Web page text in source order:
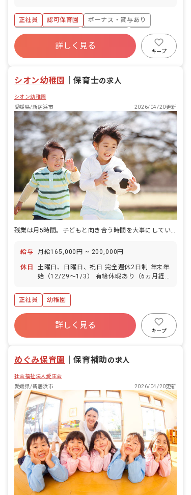
正社員 認可保育園
ボーナス・賞与あり
年間休日120日以上
社会保険完備
残業少なめ
産休育休制度
詳しく見る
キープ
シオン幼稚園 ｜保育士の求人
シオン幼稚園
愛媛県/新居浜市
2026/04/20更新
給与 月給165,000円 ~ 200,000円
休日
土曜日、日曜日、祝日 完全週休2日制 年末年
始（12/29〜1/3） 有給休暇あり（6カ月経
正社員
幼稚園
詳しく見る
キープ
めぐみ保育園 ｜保育補助の求人
社会福祉法人愛生会
愛媛県/新居浜市
2026/04/20更新